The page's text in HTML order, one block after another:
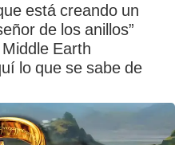
está creando un
de los anillos”
Earth
lo que se sabe de